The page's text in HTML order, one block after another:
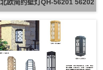
北欧简约壁灯QH-56201 56202